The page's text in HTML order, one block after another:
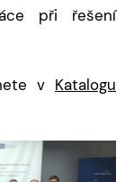
při řešení
v Katalogu